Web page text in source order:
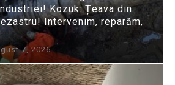
Kozuk: Țeava din
Intervenim, reparăm,
7, 2026